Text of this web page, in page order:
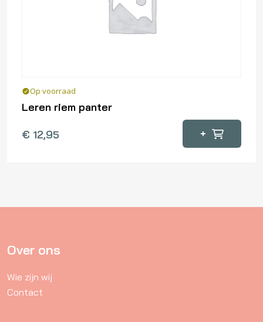
Op voorraad
Leren riem panter
€ 12,95 +
product
gekozen
op
de
Over ons
Wie zijn wij
Contact